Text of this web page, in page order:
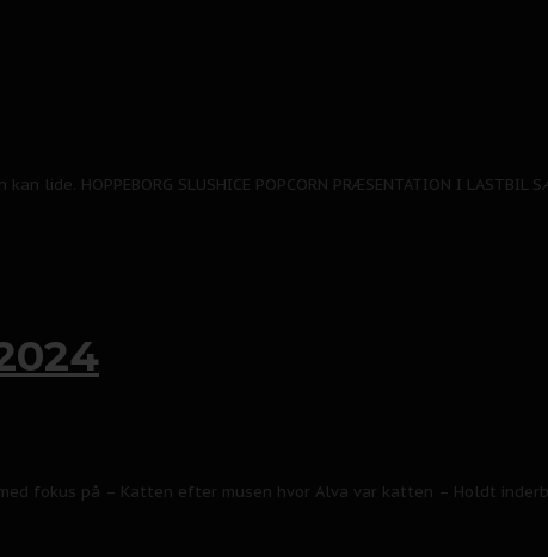
SLUSHICE POPCORN PRÆSENTATION I LASTBIL
fokus på – Katten efter musen hvor Alva var katten – Holdt